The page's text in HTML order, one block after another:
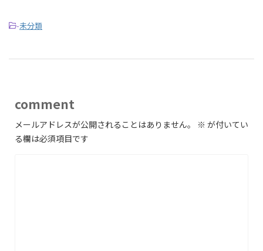
-未分類
comment
メールアドレスが公開されることはありません。 ※ が付いてい
る欄は必須項目です